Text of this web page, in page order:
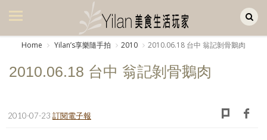
美食集
Home Yilanʼs享樂隨手拍 2010 2010.06.18 台中 翁記剝骨鵝肉
2010.06.18 台中 翁記剝骨鵝肉
2010-07-23 訂閱電子報